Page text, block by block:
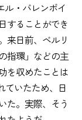
ル・バレンボイ
することができ
来日前、ベルリ
指環」などの主
を収めたことは
ていたため、日
た。実際、そう